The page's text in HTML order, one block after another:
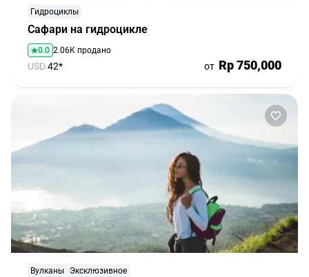
Сафари на гидроцикле
Гидроциклы
0.0 2.06K продано
USD42* от Rp 750,000
Вулканы Эксклюзивное